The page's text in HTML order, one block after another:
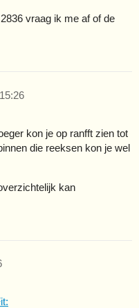
vraag ik me af of de
kon je op ranfft zien tot
die reeksen kon je wel
kan